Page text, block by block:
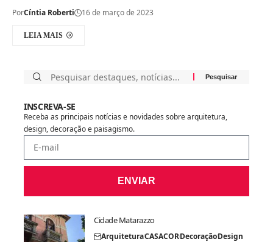
PorCíntia Roberti 16 de março de 2023
LEIA MAIS
INSCREVA-SE
Receba as principais notícias e novidades sobre arquitetura,
design, decoração e paisagismo.
ENVIAR
Cidade Matarazzo
ArquiteturaCASACORDecoraçãoDesign